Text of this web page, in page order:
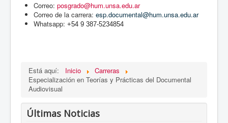
Correo: posgrado@hum.unsa.edu.ar
Correo de la carrera: esp.documental@hum.unsa.edu.ar
Whatsapp: +54 9 387-5234854
Está aquí: Inicio
Carreras
Especialización en Teorías y Prácticas del Documental
Audiovisual
Últimas Noticias